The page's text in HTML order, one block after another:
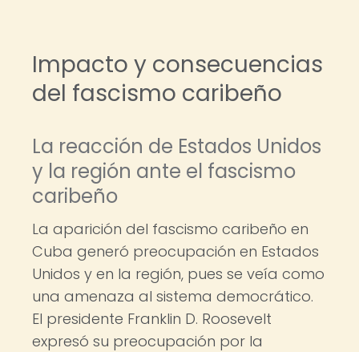
Impacto y consecuencias
del fascismo caribeño
La reacción de Estados Unidos
y la región ante el fascismo
caribeño
La aparición del fascismo caribeño en
Cuba generó preocupación en Estados
Unidos y en la región, pues se veía como
una amenaza al sistema democrático.
El presidente Franklin D. Roosevelt
expresó su preocupación por la